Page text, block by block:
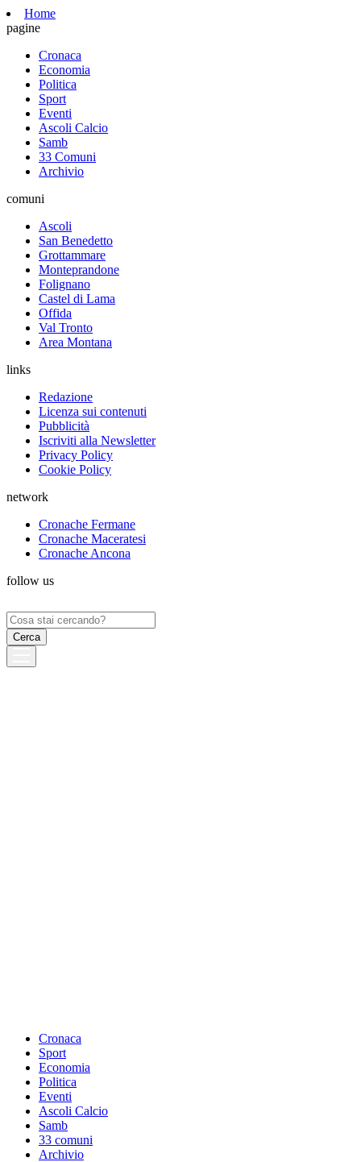
Home
pagine
Cronaca
Economia
Politica
Sport
Eventi
Ascoli Calcio
Samb
33 Comuni
Archivio
comuni
Ascoli
San Benedetto
Grottammare
Monteprandone
Folignano
Castel di Lama
Offida
Val Tronto
Area Montana
links
Redazione
Licenza sui contenuti
Pubblicità
Iscriviti alla Newsletter
Privacy Policy
Cookie Policy
network
Cronache Fermane
Cronache Maceratesi
Cronache Ancona
follow us
Ricerca
per:
Cronaca
Sport
Economia
Politica
Eventi
Ascoli Calcio
Samb
33 comuni
Archivio